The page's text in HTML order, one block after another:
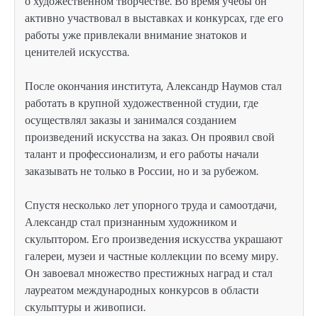
активно участвовал в выставках и конкурсах, где его
работы уже привлекали внимание знатоков и
ценителей искусства.
После окончания института, Александр Наумов стал
работать в крупной художественной студии, где
осуществлял заказы и занимался созданием
произведений искусства на заказ. Он проявил свой
талант и профессионализм, и его работы начали
заказывать не только в России, но и за рубежом.
Спустя несколько лет упорного труда и самоотдачи,
Александр стал признанным художником и
скульптором. Его произведения искусства украшают
галереи, музеи и частные коллекции по всему миру.
Он завоевал множество престижных наград и стал
лауреатом международных конкурсов в области
скульптуры и живописи.